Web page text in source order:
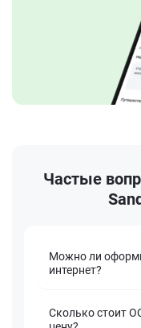
Частые
Можно ли
интернет?
Сколько стоит